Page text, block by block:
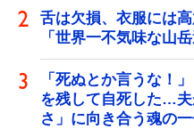
舌は欠損、衣服には
「世界一不気味な山
「死ぬとか言うな！
を残して自死した…
さ」に向き合う魂の